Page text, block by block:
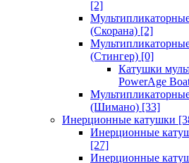
[2]
(Скорана) [2]
(Стингер) [0]
Катушки
PowerAge
(Шимано) [33]
Инерционные катушки
Инерционные
[27]
Инерционные